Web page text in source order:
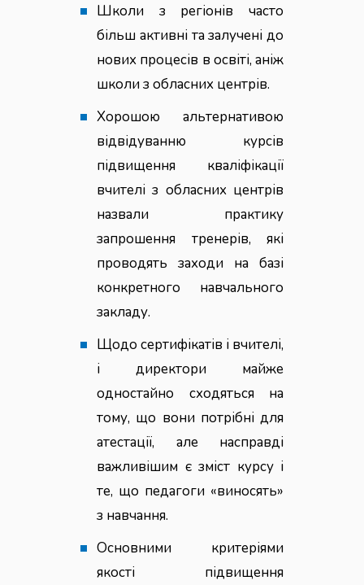
Школи з регіонів часто
більш активні та залучені до
нових процесів в освіті, аніж
школи з обласних центрів.
Хорошою альтернативою
відвідуванню курсів
підвищення кваліфікації
вчителі з обласних центрів
назвали практику
запрошення тренерів, які
проводять заходи на базі
конкретного навчального
закладу.
Щодо сертифікатів і вчителі,
і директори майже
одностайно сходяться на
тому, що вони потрібні для
атестації, але насправді
важливішим є зміст курсу і
те, що педагоги «виносять»
з навчання.
Основними критеріями
якості підвищення